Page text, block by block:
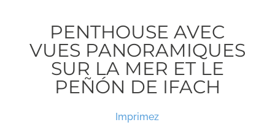
PENTHOUSE AVEC
VUES PANORAMIQUES
SUR LA MER ET LE
PEÑÓN DE IFACH
Imprimez